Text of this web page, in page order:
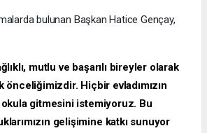
bulunan Başkan Hatice Gençay,
mutlu ve başarılı bireyler olarak
Hiçbir evladımızın
okula gitmesini istemiyoruz. Bu
gelişimine katkı sunuyor